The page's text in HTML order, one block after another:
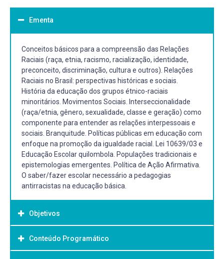
Ementa
Conceitos básicos para a compreensão das Relações
Raciais (raça, etnia, racismo, racialização, identidade,
preconceito, discriminação, cultura e outros). Relações
Raciais no Brasil: perspectivas históricas e sociais.
História da educação dos grupos étnico-raciais
minoritários. Movimentos Sociais. Interseccionalidade
(raça/etnia, gênero, sexualidade, classe e geração) como
componente para entender as relações interpessoais e
sociais. Branquitude. Políticas públicas em educação com
enfoque na promoção da igualdade racial. Lei 10639/03 e
Educação Escolar quilombola. Populações tradicionais e
epistemologias emergentes. Política de Ação Afirmativa.
O saber/fazer escolar necessário a pedagogias
antirracistas na educação básica.
Objetivos
Objetivo Geral:
Conteúdo Programático